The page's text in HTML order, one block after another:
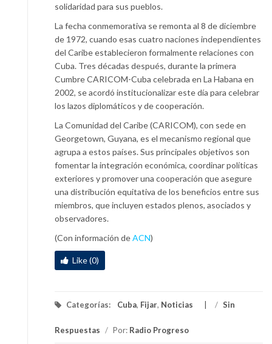
solidaridad para sus pueblos.
La fecha conmemorativa se remonta al 8 de diciembre
de 1972, cuando esas cuatro naciones independientes
del Caribe establecieron formalmente relaciones con
Cuba. Tres décadas después, durante la primera
Cumbre CARICOM-Cuba celebrada en La Habana en
2002, se acordó institucionalizar este día para celebrar
los lazos diplomáticos y de cooperación.
La Comunidad del Caribe (CARICOM), con sede en
Georgetown, Guyana, es el mecanismo regional que
agrupa a estos países. Sus principales objetivos son
fomentar la integración económica, coordinar políticas
exteriores y promover una cooperación que asegure
una distribución equitativa de los beneficios entre sus
miembros, que incluyen estados plenos, asociados y
observadores.
(Con información deACN)
Like (0)
Categorías: Cuba, Fijar, Noticias / Sin
Respuestas / Por: Radio Progreso